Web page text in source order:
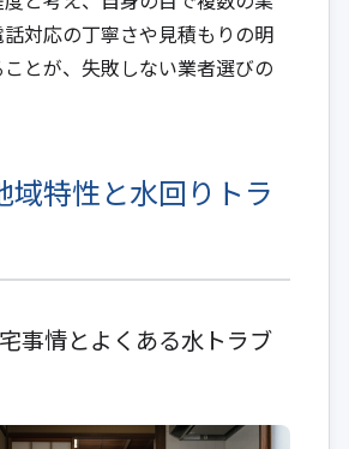
対応の丁寧さや見積もりの明
とが、失敗しない業者選びの
域特性と水回りトラ
事情とよくある水トラブ